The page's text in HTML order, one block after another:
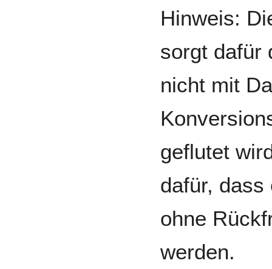
Hinweis:
sorgt dafür
nicht mit
geflutet
dafür, dass
ohne
werden.